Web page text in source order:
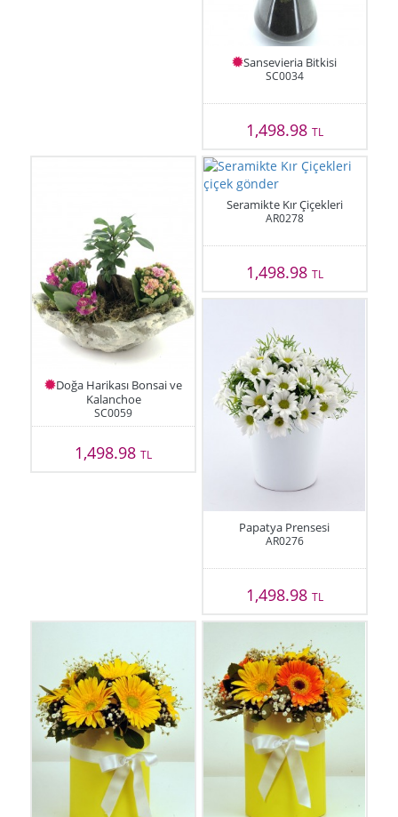
Sansevieria Bitkisi
SC0034
1,498.98 TL
Doğa Harikası Bonsai ve
Kalanchoe
SC0059
1,498.98TL
Seramikte Kır Çiçekleri
AR0278
1,498.98 TL
Papatya Prensesi
AR0276
1,498.98 TL